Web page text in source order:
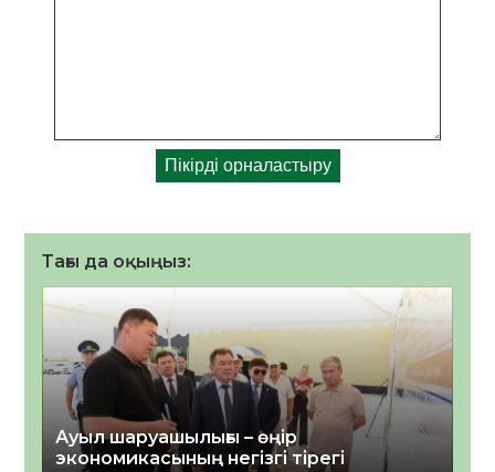
Тағы да оқыңыз:
Ауыл шаруашылығы – өңір
экономикасының негізгі тірегі